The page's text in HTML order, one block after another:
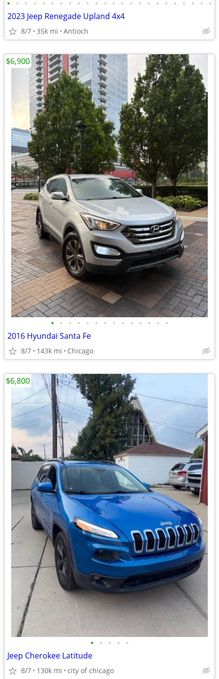
• • • • • • • • • • • • • • • • • • • • • • • •
2023 Jeep Renegade Upland 4x4
8/7 35k mi Antioch
• • • • • • • • • • • • • •
2016 Hyundai Santa Fe
8/7 143k mi Chicago
$6,900
• • • • •
Jeep Cherokee Latitude
8/7 130k mi city of chicago
$6,800